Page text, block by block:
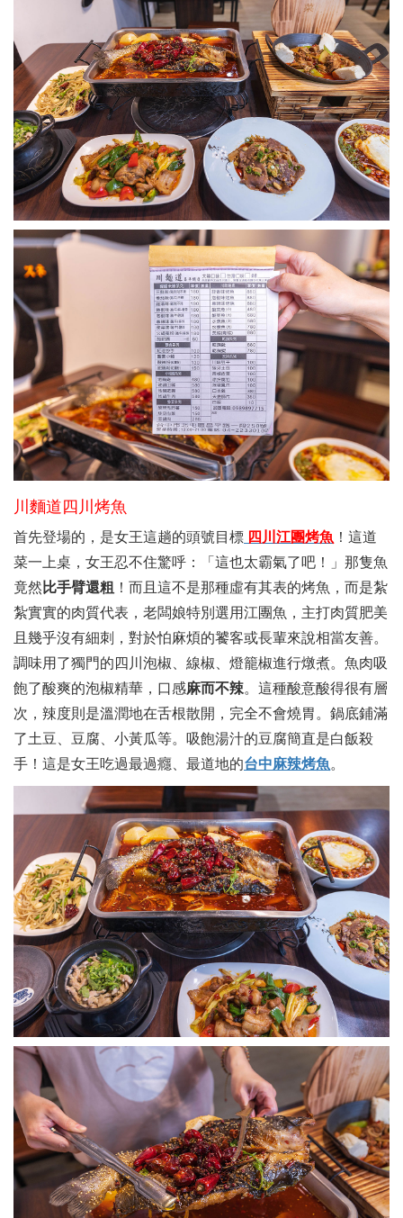
川麵道四川烤魚
首先登場的，是女王這趟的頭號目標 四川江團烤魚 ！這道
菜一上桌，女王忍不住驚呼：「這也太霸氣了吧！」那隻魚
竟然 比手臂還粗 ！而且這不是那種虛有其表的烤魚，而是紮
紮實實的肉質代表，老闆娘特別選用江團魚，主打肉質肥美
且幾乎沒有細刺，對於怕麻煩的饕客或長輩來說相當友善。
調味用了獨門的四川泡椒、線椒、燈籠椒進行燉煮。魚肉吸
飽了酸爽的泡椒精華，口感麻而不辣。這種酸意酸得很有層
次，辣度則是溫潤地在舌根散開，完全不會燒胃。鍋底鋪滿
了土豆、豆腐、小黃瓜等。吸飽湯汁的豆腐簡直是白飯殺
手！這是女王吃過最過癮、最道地的台中麻辣烤魚。